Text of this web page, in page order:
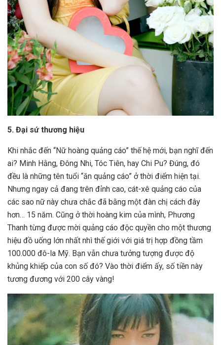
5. Đại sứ thương hiệu
Khi nhắc đến “Nữ hoàng quảng cáo” thế hệ mới, bạn nghĩ đến
ai? Minh Hằng, Đông Nhi, Tóc Tiên, hay Chi Pu? Đúng, đó
đều là những tên tuổi “ăn quảng cáo” ở thời điểm hiện tại.
Nhưng ngay cả đang trên đỉnh cao, cát-xê quảng cáo của
các sao nữ này chưa chắc đã bằng một đàn chị cách đây
hơn… 15 năm. Cũng ở thời hoàng kim của mình, Phương
Thanh từng được mời quảng cáo độc quyền cho một thương
hiệu đồ uống lớn nhất nhì thế giới với giá trị hợp đồng tầm
100.000 đô-la Mỹ. Bạn vẫn chưa tưởng tượng được độ
khủng khiếp của con số đó? Vào thời điểm ấy, số tiền này
tương đương với 200 cây vàng!